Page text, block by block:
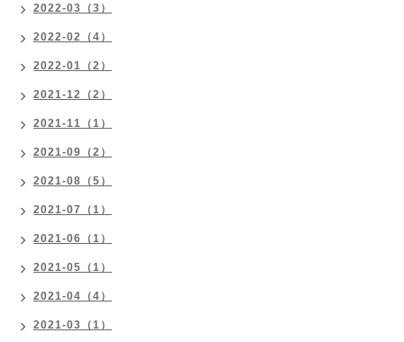
2022-03（3）
2022-02（4）
2022-01（2）
2021-12（2）
2021-11（1）
2021-09（2）
2021-08（5）
2021-07（1）
2021-06（1）
2021-05（1）
2021-04（4）
2021-03（1）